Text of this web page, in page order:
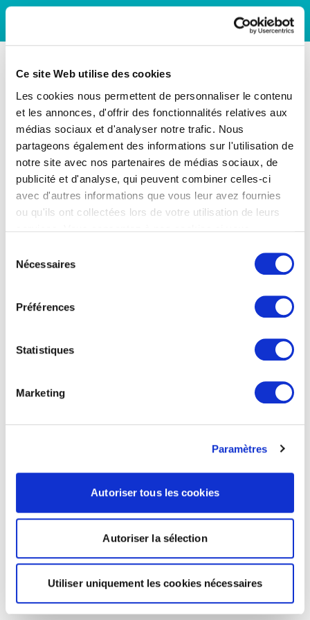
Ce site Web utilise des cookies
Les cookies nous permettent de personnaliser le contenu
et les annonces, d'offrir des fonctionnalités relatives aux
médias sociaux et d'analyser notre trafic. Nous
partageons également des informations sur l'utilisation de
notre site avec nos partenaires de médias sociaux, de
publicité et d'analyse, qui peuvent combiner celles-ci
avec d'autres informations que vous leur avez fournies
ou qu'ils ont collectées lors de votre utilisation de leurs
Nécessaires
Préférences
Statistiques
Marketing
Paramètres
Autoriser tous les cookies
Autoriser la sélection
Utiliser uniquement les cookies nécessaires